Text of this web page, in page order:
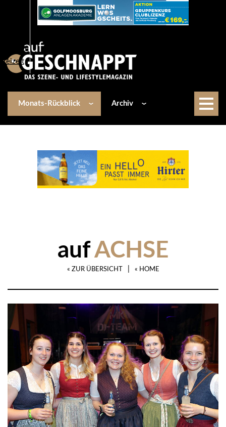
Lifestyle
Freizeit
Monats-Rückblick Archiv
aufACHSE
« ZUR ÜBERSICHT « HOME